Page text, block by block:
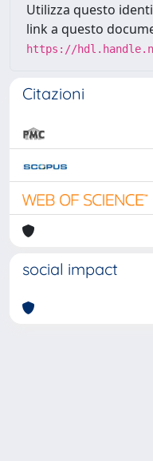
Utilizza questo
link a questo
https://
Citazioni
social impact